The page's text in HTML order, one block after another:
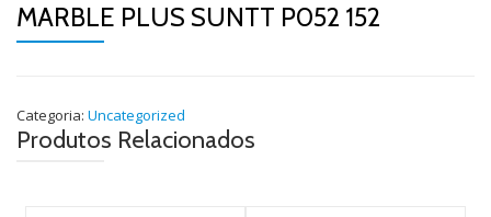
MARBLE PLUS SUNTT P052 152
Categoria: Uncategorized
Produtos Relacionados